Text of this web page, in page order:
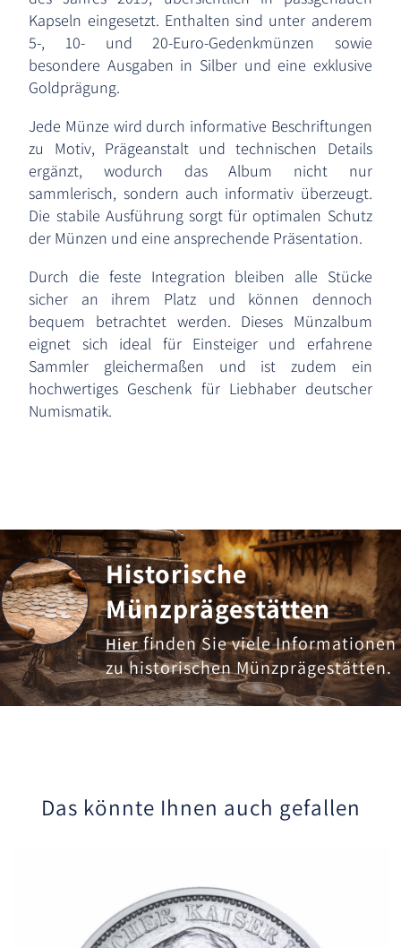
Kapseln eingesetzt. Enthalten sind unter anderem
5-, 10- und 20-Euro-Gedenkmünzen sowie
besondere Ausgaben in Silber und eine exklusive
Goldprägung.
Jede Münze wird durch informative Beschriftungen
zu Motiv, Prägeanstalt und technischen Details
ergänzt, wodurch das Album nicht nur
sammlerisch, sondern auch informativ überzeugt.
Die stabile Ausführung sorgt für optimalen Schutz
der Münzen und eine ansprechende Präsentation.
Durch die feste Integration bleiben alle Stücke
sicher an ihrem Platz und können dennoch
bequem betrachtet werden. Dieses Münzalbum
eignet sich ideal für Einsteiger und erfahrene
Sammler gleichermaßen und ist zudem ein
hochwertiges Geschenk für Liebhaber deutscher
Numismatik.
Historische
Münzprägestätten
Hierfinden Sie viele Informationen
zu historischen Münzprägestätten.
Das könnte Ihnen auch gefallen